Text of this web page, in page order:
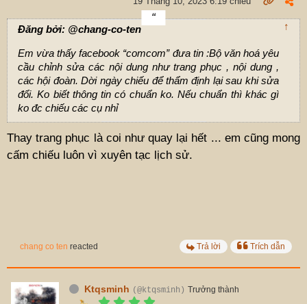
Đăng bởi: @chang-co-ten ↑
Em vừa thấy facebook “comcom” đưa tin :Bộ văn hoá yêu
cầu chỉnh sửa các nội dung như trang phục , nội dung ,
các hội đoàn. Dời ngày chiếu để thẩm định lại sau khi sửa
đổi. Ko biết thông tin có chuẩn ko. Nếu chuẩn thì khác gì
ko đc chiếu các cụ nhỉ
Thay trang phục là coi như quay lại hết ... em cũng mong
cấm chiếu luôn vì xuyên tạc lịch sử.
chang co ten reacted Trả lời Trích dẫn
Ktqsminh (@ktqsminh) Trưởng thành